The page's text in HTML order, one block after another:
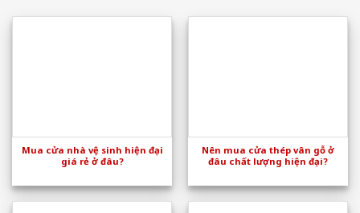
Mua cửa nhà vệ sinh hiện đại
giá rẻ ở đâu?
Nên mua cửa thép vân gỗ ở
đâu chất lượng hiện đại?